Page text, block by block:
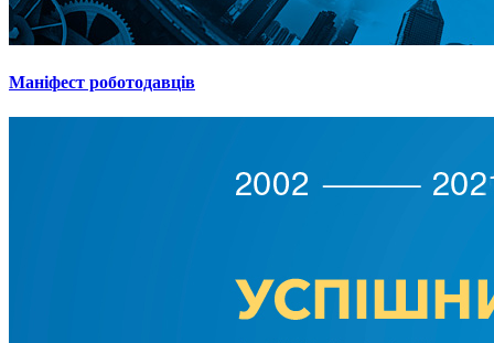
Маніфест роботодавців